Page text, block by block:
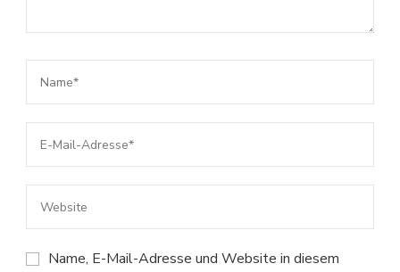
Name, E-Mail-Adresse und Website in diesem